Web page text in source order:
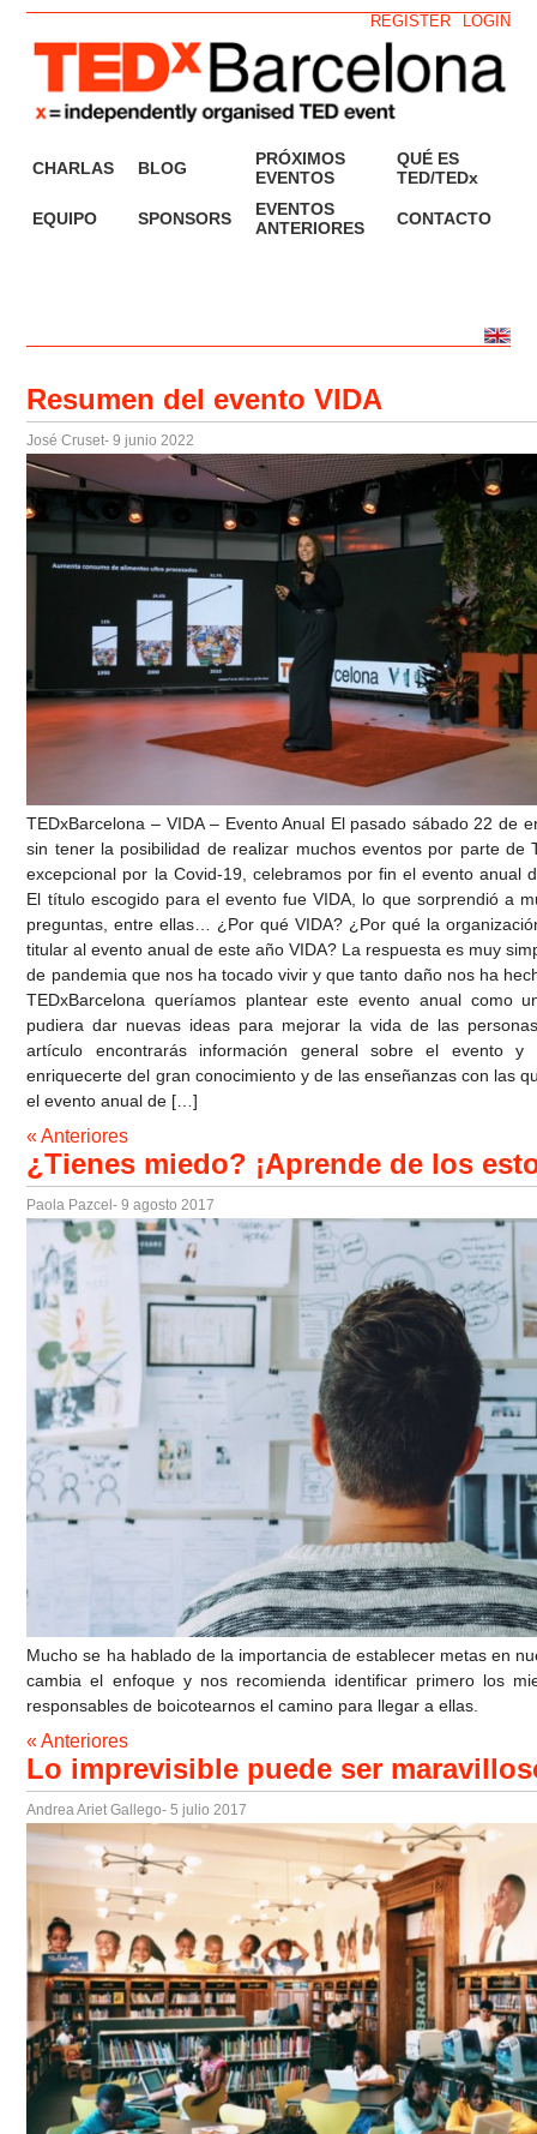
LOGIN
REGISTER
CHARLAS BLOG
PRÓXIMOS
EVENTOS
QUÉ ES
TED/TEDx
EQUIPO SPONSORS
EVENTOS
ANTERIORES
CONTACTO
Resumen del evento VIDA
José Cruset- 9 junio 2022
TEDxBarcelona – VIDA – Evento Anual El pasado sábado 22 de
sin tener la posibilidad de realizar muchos eventos por parte de
excepcional por la Covid-19, celebramos por fin el evento anual
El título escogido para el evento fue VIDA, lo que sorprendió a
preguntas, entre ellas… ¿Por qué VIDA? ¿Por qué la
titular al evento anual de este año VIDA? La respuesta es muy
de pandemia que nos ha tocado vivir y que tanto daño nos ha
TEDxBarcelona queríamos plantear este evento anual como
pudiera dar nuevas ideas para mejorar la vida de las
artículo encontrarás información general sobre el evento
enriquecerte del gran conocimiento y de las enseñanzas con las
el evento anual de […]
« Anteriores
¿Tienes miedo? ¡Aprende de los
Paola Pazcel- 9 agosto 2017
Mucho se ha hablado de la importancia de establecer metas en
cambia el enfoque y nos recomienda identificar primero los
responsables de boicotearnos el camino para llegar a ellas.
« Anteriores
Lo imprevisible puede ser
Andrea Ariet Gallego- 5 julio 2017